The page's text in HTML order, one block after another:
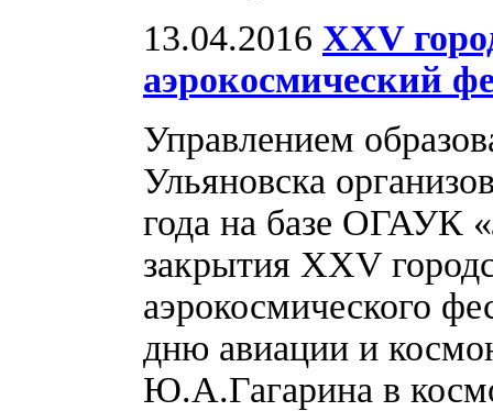
13.04.2016 XXV
аэрокосмический
Управлением
Ульяновска
года на базе ОГАУК
закрытия XXV
аэрокосмического
дню авиации и
Ю.А.Гагарина в